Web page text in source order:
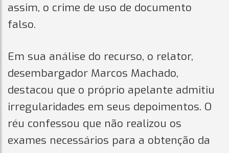
assim, o crime de uso de documento
falso.
Em sua análise do recurso, o relator,
desembargador Marcos Machado,
destacou que o próprio apelante admitiu
irregularidades em seus depoimentos. O
réu confessou que não realizou os
exames necessários para a obtenção da